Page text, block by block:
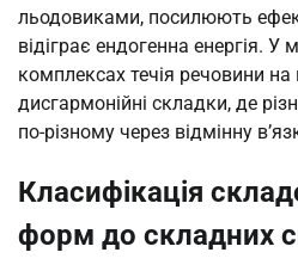
льодовиками, посилюють
відіграє ендогенна енергія. У
комплексах течія речовини
дисгармонійні складки, де
по-різному через відмінну
Класифікація
форм до складних